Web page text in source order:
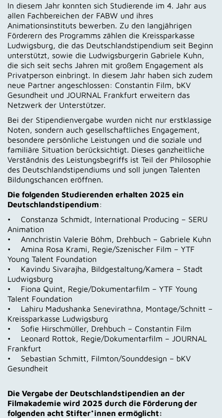
In diesem Jahr konnten sich Studierende im 4. Jahr aus
allen Fachbereichen der FABW und ihres
Animationsinstituts bewerben. Zu den langjährigen
Förderern des Programms zählen die Kreissparkasse
Ludwigsburg, die das Deutschlandstipendium seit Beginn
unterstützt, sowie die Ludwigsburgerin Gabriele Kuhn,
die sich seit sechs Jahren mit großem Engagement als
Privatperson einbringt. In diesem Jahr haben sich zudem
neue Partner angeschlossen: Constantin Film, bKV
Gesundheit und JOURNAL Frankfurt erweitern das
Netzwerk der Unterstützer.
Bei der Stipendienvergabe wurden nicht nur erstklassige
Noten, sondern auch gesellschaftliches Engagement,
besondere persönliche Leistungen und die soziale und
familiäre Situation berücksichtigt. Dieses ganzheitliche
Verständnis des Leistungsbegriffs ist Teil der Philosophie
des Deutschlandstipendiums und soll jungen Talenten
Bildungschancen eröffnen.
Die folgenden Studierenden erhalten 2025 ein
Deutschlandstipendium:
• Constanza Schmidt, International Producing – SERU
Animation
• Annchristin Valerie Böhm, Drehbuch – Gabriele Kuhn
• Amina Rosa Krami, Regie/Szenischer Film – YTF
Young Talent Foundation
• Kavindu Sivarajha, Bildgestaltung/Kamera – Stadt
Ludwigsburg
• Fiona Quint, Regie/Dokumentarfilm – YTF Young
Talent Foundation
• Lahiru Madushanka Senevirathna, Montage/Schnitt –
Kreissparkasse Ludwigsburg
• Sofie Hirschmüller, Drehbuch – Constantin Film
• Leonard Rottok, Regie/Dokumentarfilm – JOURNAL
Frankfurt
• Sebastian Schmitt, Filmton/Sounddesign – bKV
Gesundheit
Die Vergabe der Deutschlandstipendien an der
Filmakademie wird 2025 durch die Förderung der
folgenden acht Stifter*innen ermöglicht: